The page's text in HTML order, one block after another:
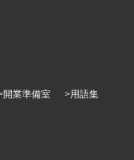
開業準備室 用語集